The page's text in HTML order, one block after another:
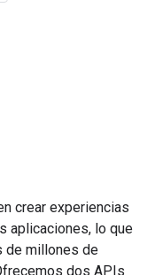
crear experiencias
aplicaciones, lo que
de millones de
dos APIs